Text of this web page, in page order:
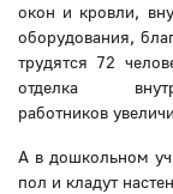
окон и кровли,
оборудования,
трудятся 72
отделка
работников
А в дошкольном
пол и кладут